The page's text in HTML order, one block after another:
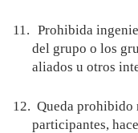
11. Prohibida
del grupo o los
aliados u otros
12. Queda
participantes,